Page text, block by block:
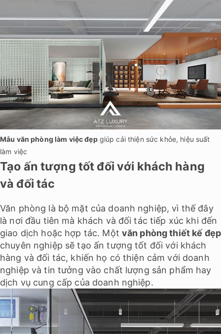
Mẫu văn phòng làm việc đẹpgiúp cải thiện sức khỏe, hiệu suất
làm việc
Tạo ấn tượng tốt đối với khách hàng
và đối tác
Văn phòng là bộ mặt của doanh nghiệp, vì thế đây
là nơi đầu tiên mà khách và đối tác tiếp xúc khi đến
giao dịch hoặc hợp tác. Một văn phòng thiết kế đẹp
chuyên nghiệp sẽ tạo ấn tượng tốt đối với khách
hàng và đối tác, khiến họ có thiện cảm với doanh
nghiệp và tin tưởng vào chất lượng sản phẩm hay
dịch vụ cung cấp của doanh nghiệp.